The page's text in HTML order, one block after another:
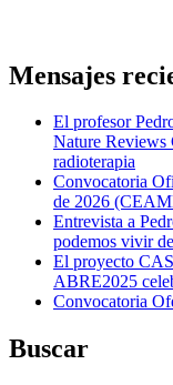
Mensajes
El profesor
Nature Reviews
radioterapia
Convocatoria
de 2026
Entrevista a
podemos vivir
El proyecto
ABRE2025
Convocatoria
Buscar